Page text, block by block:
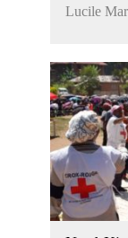
Lucile